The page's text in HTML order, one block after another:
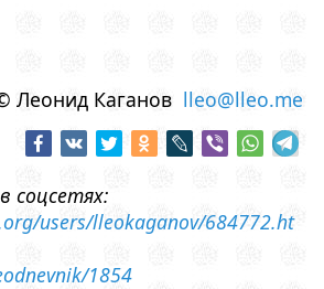
Леонид Каганов lleo@lleo.me
соцсетях:
users/lleokaganov/684772.ht
1854